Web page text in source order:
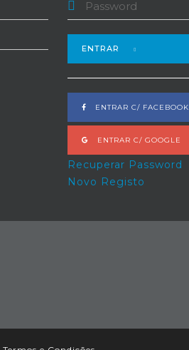
ENTRAR
ENTRAR C/ FACEBOOK
ENTRAR C/ GOOGLE
Recuperar Password
Novo Registo